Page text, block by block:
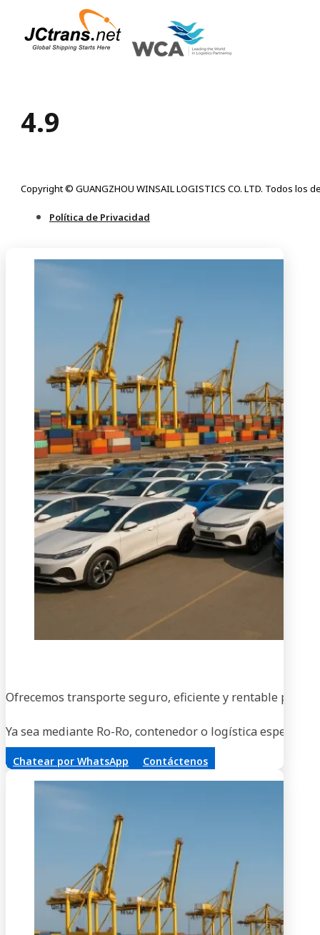
4.9
Copyright © GUANGZHOU WINSAIL LOGISTICS CO. LTD. Todos los
Política de Privacidad
Ofrecemos transporte seguro, eficiente y rentable para
Ya sea mediante Ro-Ro, contenedor o logística
Chatear por WhatsApp Contáctenos